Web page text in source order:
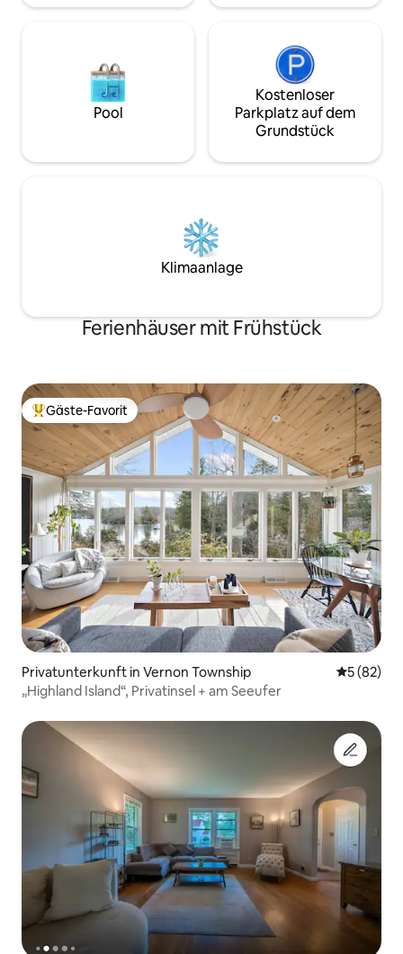
Pool
Kostenloser
Parkplatz auf dem
Grundstück
Klimaanlage
Ferienhäuser mit Frühstück
Beliebter Gäste-Favorit.
Gäste-Favorit
Privatunterkunft in Vernon Township
5 (82)
„Highland Island“, Privatinsel + am Seeufer